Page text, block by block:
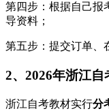
第四步：根据自己报
导资料；
第五步：提交订单、
2、2026年浙江自
浙江自考教材实行分